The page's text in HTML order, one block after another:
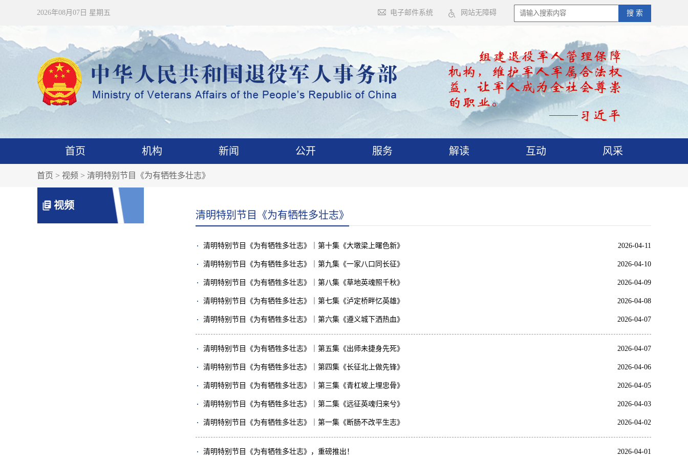
2026年08月07日 星期五 搜 索
电子邮件系统 网站无障碍
首页 机构 新闻 公开 服务 解读 互动 风采
首页 > 视频 > 清明特别节目《为有牺牲多壮志》
视频
清明特别节目《为有牺牲多壮志》
清明特别节目《为有牺牲多壮志》｜第十集《大墩梁上曙色新》 2026-04-11
清明特别节目《为有牺牲多壮志》｜第九集《一家八口同长征》 2026-04-10
清明特别节目《为有牺牲多壮志》｜第八集《草地英魂照千秋》 2026-04-09
清明特别节目《为有牺牲多壮志》｜第七集《泸定桥畔忆英雄》 2026-04-08
清明特别节目《为有牺牲多壮志》｜第六集《遵义城下洒热血》 2026-04-07
清明特别节目《为有牺牲多壮志》｜第五集《出师未捷身先死》 2026-04-07
清明特别节目《为有牺牲多壮志》｜第四集《长征北上做先锋》 2026-04-06
清明特别节目《为有牺牲多壮志》｜第三集《青杠坡上埋忠骨》 2026-04-05
清明特别节目《为有牺牲多壮志》｜第二集《远征英魂归来兮》 2026-04-03
清明特别节目《为有牺牲多壮志》｜第一集《断肠不改平生志》 2026-04-02
清明特别节目《为有牺牲多壮志》，重磅推出！ 2026-04-01